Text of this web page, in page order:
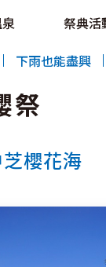
祭典活
下雨也能盡興
祭
櫻花海